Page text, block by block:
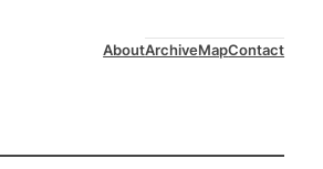
AboutArchiveMapContact